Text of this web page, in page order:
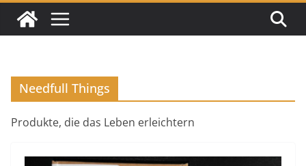
Needfull Things
Produkte, die das Leben erleichtern